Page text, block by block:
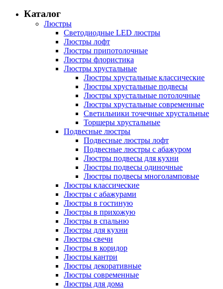
Каталог
Люстры
Светодиодные LED люстры
Люстры лофт
Люстры припотолочные
Люстры флористика
Люстры хрустальные
Люстры хрустальные классические
Люстры хрустальные подвесы
Люстры хрустальные потолочные
Люстры хрустальные современные
Светильники точечные хрустальные
Торшеры хрустальные
Подвесные люстры
Подвесные люстры лофт
Подвесные люстры с абажуром
Люстры подвесы для кухни
Люстры подвесы одиночные
Люстры подвесы многоламповые
Люстры классические
Люстры с абажурами
Люстры в гостиную
Люстры в прихожую
Люстры в спальню
Люстры для кухни
Люстры свечи
Люстры в коридор
Люстры кантри
Люстры декоративные
Люстры современные
Люстры для дома